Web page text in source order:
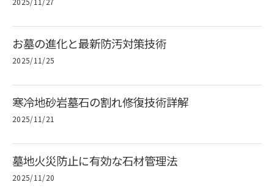
お墓の進化と最新防汚対策技術
2025/11/25
寒冷地砂岩墓石の割れ修復技術詳解
2025/11/21
墓地火災防止に有効な石材管理法
2025/11/20